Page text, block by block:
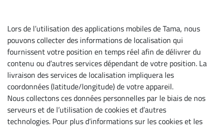
Lors de l’utilisation des applications mobiles de Tama, nous
pouvons collecter des informations de localisation qui
fournissent votre position en temps réel afin de délivrer du
contenu ou d’autres services dépendant de votre position. La
livraison des services de localisation impliquera les
coordonnées (latitude/longitude) de votre appareil.
Nous collectons ces données personnelles par le biais de nos
serveurs et de l’utilisation de cookies et d’autres
technologies. Pour plus d’informations sur les cookies et les